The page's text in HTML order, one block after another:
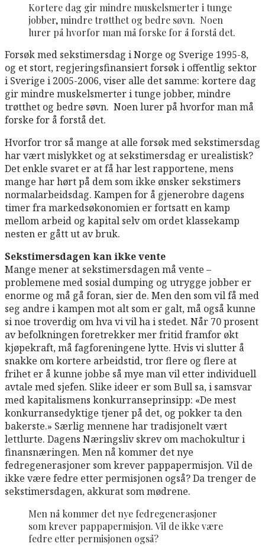
Kortere dag gir mindre muskelsmerter i tunge
jobber, mindre trøtthet og bedre søvn. Noen
lurer på hvorfor man må forske for å forstå det.
Forsøk med sekstimersdag i Norge og Sverige 1995-8,
og et stort, regjeringsfinansiert forsøk i offentlig sektor
i Sverige i 2005-2006, viser alle det samme: kortere dag
gir mindre muskelsmerter i tunge jobber, mindre
trøtthet og bedre søvn. Noen lurer på hvorfor man må
forske for å forstå det.
Hvorfor tror så mange at alle forsøk med sekstimersdag
har vært mislykket og at sekstimersdag er urealistisk?
Det enkle svaret er at få har lest rapportene, mens
mange har hørt på dem som ikke ønsker sekstimers
normalarbeidsdag. Kampen for å gjenerobre dagens
timer fra markedsøkonomien er fortsatt en kamp
mellom arbeid og kapital selv om ordet klassekamp
nesten er gått ut av bruk.
Sekstimersdagen kan ikke vente
Mange mener at sekstimersdagen må vente –
problemene med sosial dumping og utrygge jobber er
enorme og må gå foran, sier de. Men den som vil få med
seg andre i kampen mot alt som er galt, må også kunne
si noe troverdig om hva vi vil ha i stedet. Når 70 prosent
av befolkningen foretrekker mer fritid framfor økt
kjøpekraft, må fagforeningene lytte. Hvis vi slutter å
snakke om kortere arbeidstid, tror flere og flere at
frihet er å kunne jobbe så mye man vil etter individuell
avtale med sjefen. Slike ideer er som Bull sa, i samsvar
med kapitalismens konkurranseprinsipp: «De mest
konkurransedyktige tjener på det, og pokker ta den
bakerste.» Særlig mennene har tradisjonelt vært
lettlurte. Dagens Næringsliv skrev om machokultur i
finansnæringen. Men nå kommer det nye
fedregenerasjoner som krever pappapermisjon. Vil de
ikke være fedre etter permisjonen også? Da trenger de
sekstimersdagen, akkurat som mødrene.
Men nå kommer det nye fedregenerasjoner
som krever pappapermisjon. Vil de ikke være
fedre etter permisjonen også?